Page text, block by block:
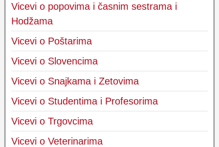
Vicevi o popovima i časnim sestrama i
Hodžama
Vicevi o Poštarima
Vicevi o Slovencima
Vicevi o Snajkama i Zetovima
Vicevi o Studentima i Profesorima
Vicevi o Trgovcima
Vicevi o Veterinarima